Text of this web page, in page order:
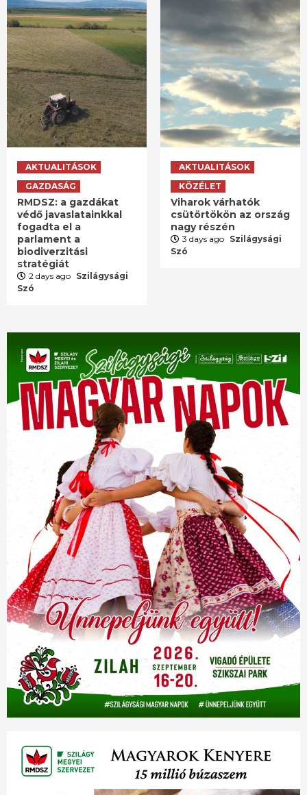
AKTUALITÁSOK
GAZDASÁG
RMDSZ: a gazdákat
védő javaslatainkkal
fogadta el a
parlament a
biodiverzitási
stratégiát
2 days ago Szilágysági
Szó
AKTUALITÁSOK
KÖZÉLET
Viharok várhatók
csütörtökön az ország
nagy részén
3 days ago Szilágysági
Szó